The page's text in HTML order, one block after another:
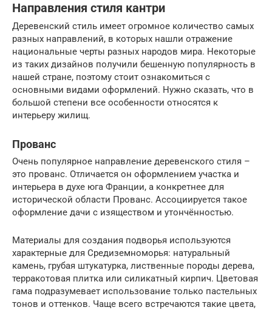
Направления стиля кантри
Деревенский стиль имеет огромное количество самых
разных направлений, в которых нашли отражение
национальные черты разных народов мира. Некоторые
из таких дизайнов получили бешенную популярность в
нашей стране, поэтому стоит ознакомиться с
основными видами оформлений. Нужно сказать, что в
большой степени все особенности относятся к
интерьеру жилищ.
Прованс
Очень популярное направление деревенского стиля –
это прованс. Отличается он оформлением участка и
интерьера в духе юга Франции, а конкретнее для
исторической области Прованс. Ассоциируется такое
оформление дачи с изяществом и утончённостью.
Материалы для создания подворья используются
характерные для Средиземноморья: натуральный
камень, грубая штукатурка, лиственные породы дерева,
терракотовая плитка или силикатный кирпич. Цветовая
гама подразумевает использование только пастельных
тонов и оттенков. Чаще всего встречаются такие цвета,